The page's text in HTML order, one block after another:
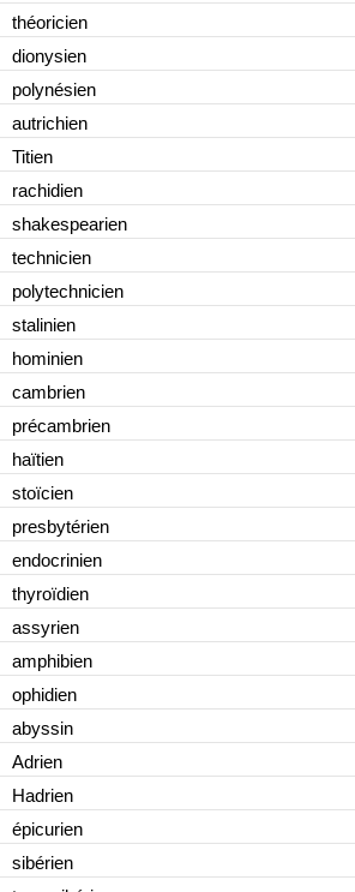
théoricien
dionysien
polynésien
autrichien
Titien
rachidien
shakespearien
technicien
polytechnicien
stalinien
hominien
cambrien
précambrien
haïtien
stoïcien
presbytérien
endocrinien
thyroïdien
assyrien
amphibien
ophidien
abyssin
Adrien
Hadrien
épicurien
sibérien